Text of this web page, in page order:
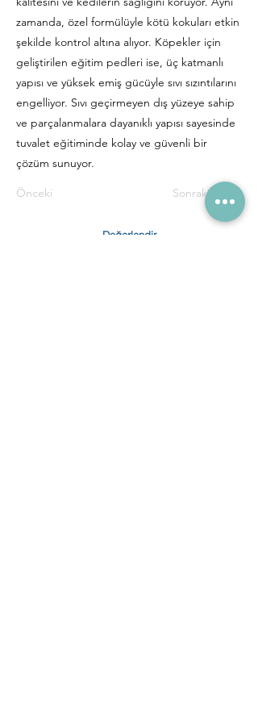
zamanda, özel formülüyle kötü kokuları etkin
şekilde kontrol altına alıyor. Köpekler için
geliştirilen eğitim pedleri ise, üç katmanlı
yapısı ve yüksek emiş gücüyle sıvı sızıntılarını
engelliyor. Sıvı geçirmeyen dış yüzeye sahip
ve parçalanmalara dayanıklı yapısı sayesinde
tuvalet eğitiminde kolay ve güvenli bir
çözüm sunuyor.
Önceki Sonraki
Değerlendir